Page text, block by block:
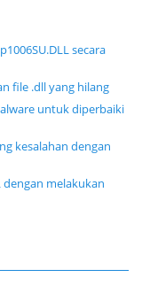
secara
file .dll yang hilang
untuk diperbaiki
kesalahan dengan
dengan melakukan